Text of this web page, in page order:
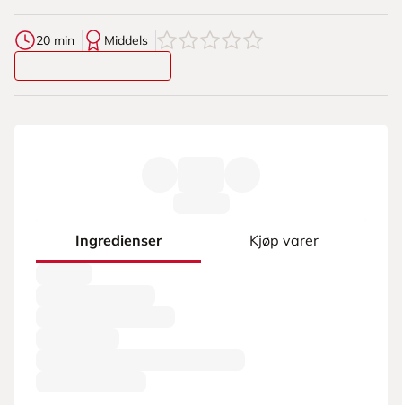
20 min Middels 0av5stjerner
Ingredienser Kjøp varer